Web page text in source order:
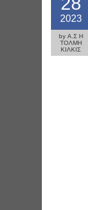
2023
by Α.Σ Η
ΤΟΛΜΗ
ΚΙΛΚΙΣ